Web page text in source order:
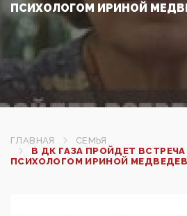
ПСИХОЛОГОМ ИРИНОЙ
ГЛАВНАЯ
СЕМЬЯ
В ДК ГАЗА ПРОЙДЕТ
ПСИХОЛОГОМ ИРИНОЙ